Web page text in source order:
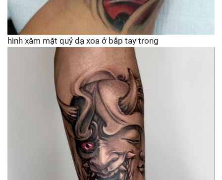
hình xăm mặt quỷ dạ xoa ở bắp tay trong